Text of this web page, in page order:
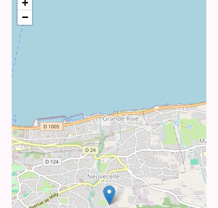
+
−